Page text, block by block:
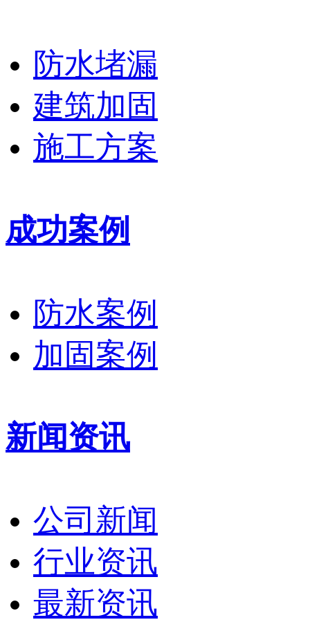
防水堵漏
建筑加固
施工方案
成功案例
防水案例
加固案例
新闻资讯
公司新闻
行业资讯
最新资讯